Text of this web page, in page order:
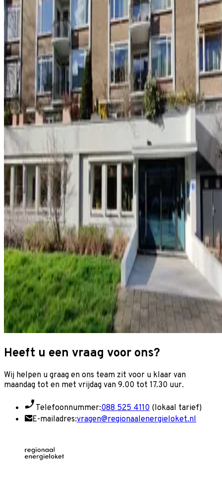
Heeft u een vraag voor ons?
Wij helpen u graag en ons team zit voor u klaar van
maandag tot en met vrijdag van 9.00 tot 17.30 uur.
Telefoonnummer:088 525 4110 (lokaal tarief)
E-mailadres:vragen@regionaalenergieloket.nl